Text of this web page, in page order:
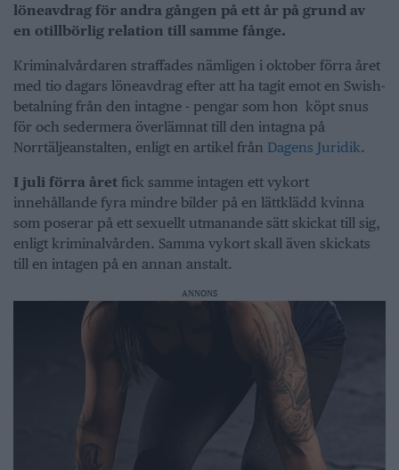
löneavdrag för andra gången på ett år på grund av
en otillbörlig relation till samme fånge.
Kriminalvårdaren straffades nämligen i oktober förra året
med tio dagars löneavdrag efter att ha tagit emot en Swish-
betalning från den intagne - pengar som hon köpt snus
för och sedermera överlämnat till den intagna på
Norrtäljeanstalten, enligt en artikel från Dagens Juridik.
I juli förra året fick samme intagen ett vykort
innehållande fyra mindre bilder på en lättklädd kvinna
som poserar på ett sexuellt utmanande sätt skickat till sig,
enligt kriminalvården. Samma vykort skall även skickats
till en intagen på en annan anstalt.
ANNONS